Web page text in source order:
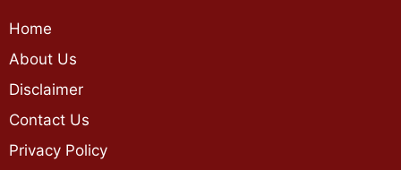
Home
About Us
Disclaimer
Contact Us
Privacy Policy